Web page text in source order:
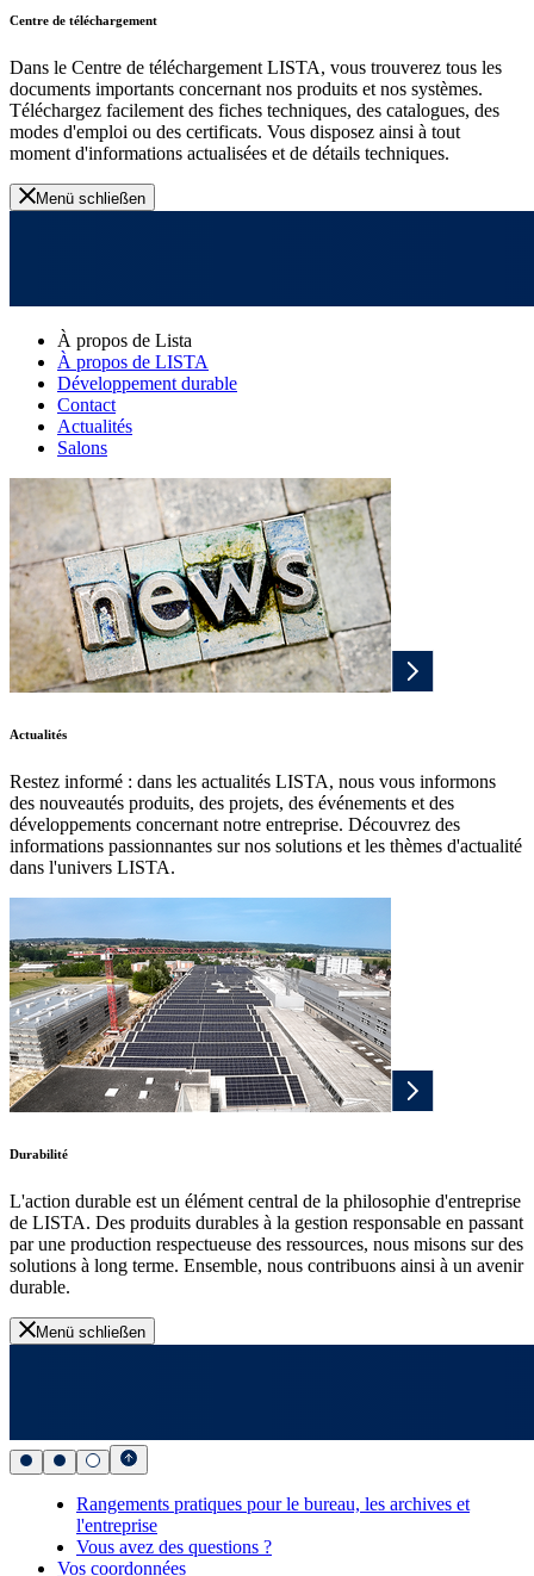
Centre de téléchargement
Dans le Centre de téléchargement LISTA, vous trouverez tous les
documents importants concernant nos produits et nos systèmes.
Téléchargez facilement des fiches techniques, des catalogues, des
modes d'emploi ou des certificats. Vous disposez ainsi à tout
moment d'informations actualisées et de détails techniques.
Menü schließen
À propos de Lista
À propos de LISTA
Développement durable
Contact
Actualités
Salons
Actualités
Restez informé : dans les actualités LISTA, nous vous informons
des nouveautés produits, des projets, des événements et des
développements concernant notre entreprise. Découvrez des
informations passionnantes sur nos solutions et les thèmes d'actualité
dans l'univers LISTA.
Durabilité
L'action durable est un élément central de la philosophie d'entreprise
de LISTA. Des produits durables à la gestion responsable en passant
par une production respectueuse des ressources, nous misons sur des
solutions à long terme. Ensemble, nous contribuons ainsi à un avenir
durable.
Menü schließen
Rangements pratiques pour le bureau, les archives et
l'entreprise
Vous avez des questions ?
Vos coordonnées